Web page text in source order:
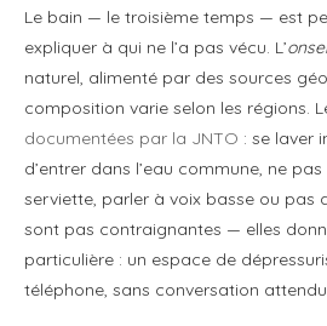
Le bain — le troisième temps — est
expliquer à qui ne l’a pas vécu. L’
naturel, alimenté par des sources
composition varie selon les régions.
documentées par la JNTO : se laver
d’entrer dans l’eau commune, ne
serviette, parler à voix basse ou pas
sont pas contraignantes — elles
particulière : un espace de
téléphone, sans conversation